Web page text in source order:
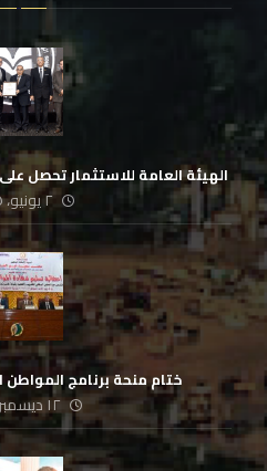
الهيئة العامة للاستثمار تحصل
٢ يونيو، ٢٠٢٥
ختام منحة برنامج
١٢ ديسمبر، ٢٠٢١